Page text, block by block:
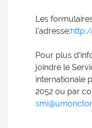
Les
l’adresse:
Pour plus
joindre le
internationale
2052 ou par